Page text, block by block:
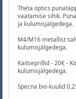
Theta optics
vaatamise sihik.
ja kulumisjälgedega.
M4/M16 metallist
kulumisjälgedega.
Kaitseprillid - 20€ -
kulumisjälgedega.
Specna bio-kuulid